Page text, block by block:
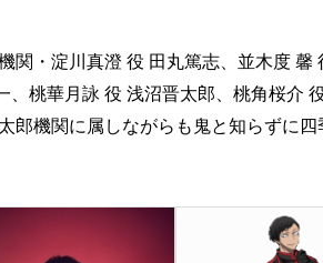
関・淀川真澄 役 田丸篤志、並木度 馨
、桃華月詠 役 浅沼晋太郎、桃角桜介
郎機関に属しながらも鬼と知らずに四